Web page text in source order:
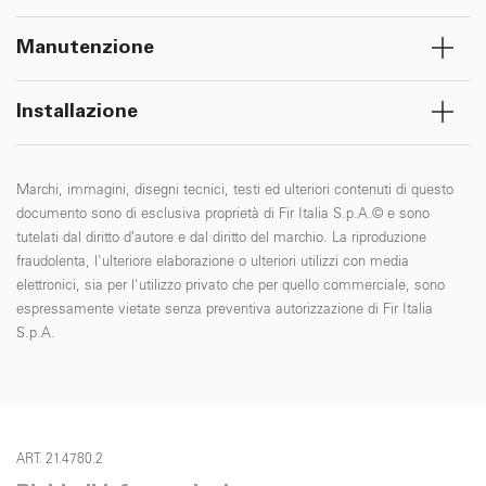
Manutenzione
Installazione
Marchi, immagini, disegni tecnici, testi ed ulteriori contenuti di questo
documento sono di esclusiva proprietà di Fir Italia S.p.A.© e sono
tutelati dal diritto d’autore e dal diritto del marchio. La riproduzione
fraudolenta, l'ulteriore elaborazione o ulteriori utilizzi con media
elettronici, sia per l'utilizzo privato che per quello commerciale, sono
espressamente vietate senza preventiva autorizzazione di Fir Italia
S.p.A.
ART. 21.4780.2